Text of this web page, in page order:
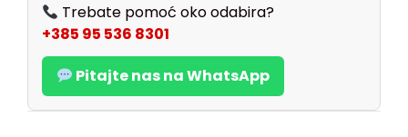
Trebate pomoć oko odabira?
+385 95 536 8301
Pitajte nas na WhatsApp